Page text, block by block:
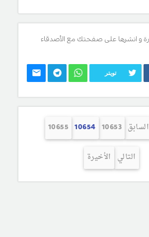
و انشرها على صفحتك مع الأصدقاء
تويتر
السابق 10653
10654
10655
التالي الأخيرة